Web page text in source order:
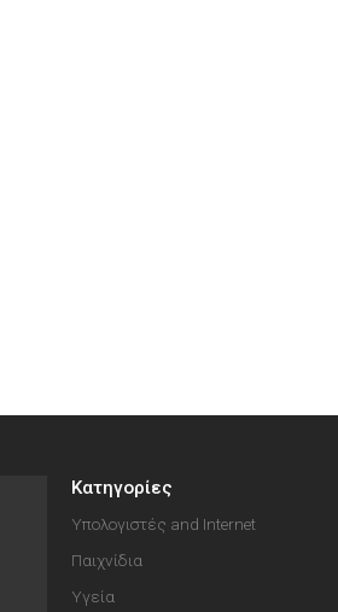
Κατηγορίες
Υπολογιστές and Internet
Παιχνίδια
Υγεία